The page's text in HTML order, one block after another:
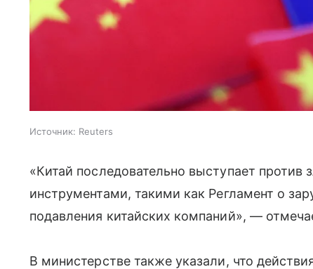
Источник: Reuters
«Китай последовательно выступает
инструментами, такими как Регламент о
подавления китайских компаний», —
В министерстве также указали, что